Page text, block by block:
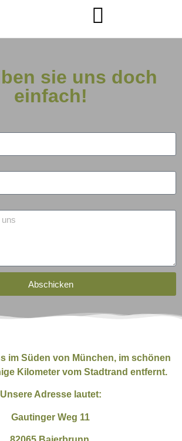
sie uns doch
einfach!
Abschicken
im Süden von München, im schönen
Kilometer vom Stadtrand entfernt.
Unsere Adresse lautet:
Gautinger Weg 11